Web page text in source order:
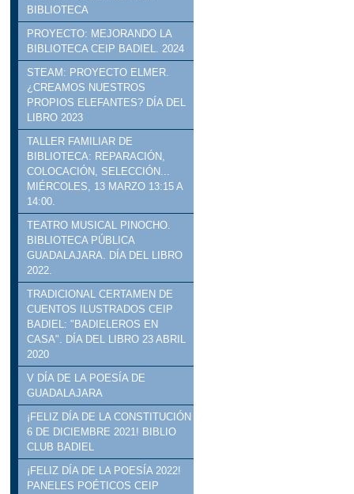
BIBLIOTECA
PROYECTO: MEJORANDO LA
BIBLIOTECA CEIP BADIEL. 2024
STEAM: PROYECTO ELMER.
¿CREAMOS NUESTROS
PROPIOS ELEFANTES? DÍA DEL
LIBRO 2023
TALLER FAMILIAR DE
BIBLIOTECA: REPARACIÓN,
COLOCACIÓN, SELECCIÓN...
MIÉRCOLES, 13 MARZO 13:15 A
14:00.
TEATRO MUSICAL PINOCHO.
BIBLIOTECA PÚBLICA
GUADALAJARA. DÍA DEL LIBRO
2022.
TRADICIONAL CERTAMEN DE
CUENTOS ILUSTRADOS CEIP
BADIEL: "BADIELEROS EN
CASA". DÍA DEL LIBRO 23 ABRIL
2020
V DÍA DE LA POESÍA DE
GUADALAJARA
¡FELIZ DÍA DE LA CONSTITUCIÓN
6 DE DICIEMBRE 2021! BIBLIO
CLUB BADIEL
¡FELIZ DÍA DE LA POESÍA 2022!
PANELES POÉTICOS CEIP